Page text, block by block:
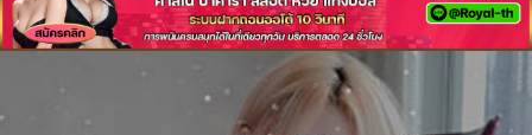
content